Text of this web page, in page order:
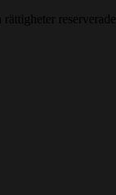
reserverade.